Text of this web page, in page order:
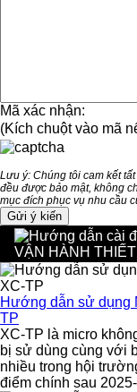
Mã xác nhận:
(Kích chuột vào mã
Lưu ý: Chúng tôi cam kết
đều được bảo mật, không
mục đích phục vụ nhu cầu
VẬN HÀNH THIẾT
Hướng dẫn sử dụng
TP
XC-TP là micro
bị sử dùng cùng với
nhiều trong hội
điểm chính sau